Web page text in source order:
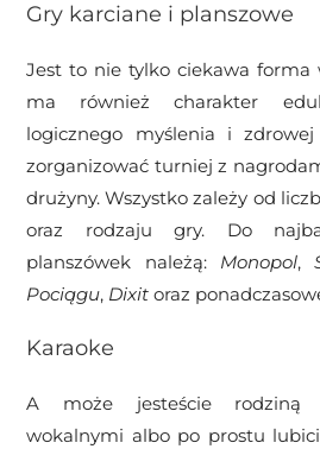
Gry karciane i planszowe
Jest to nie tylko ciekawa forma
ma również charakter
logicznego myślenia i zdrowej
zorganizować turniej z
drużyny. Wszystko zależy od
oraz rodzaju gry. Do
planszówek należą: Monopol,
Pociągu, Dixitoraz
Karaoke
A może jesteście rodziną
wokalnymi albo po prostu